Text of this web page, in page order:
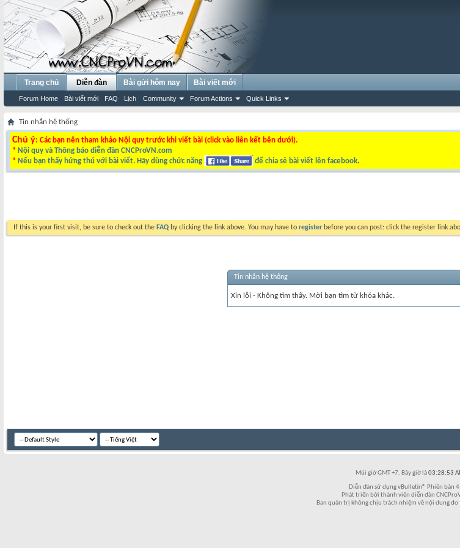
Trang chủ Diễn đàn
Forum Home Bài viết mới FAQ Lịch Community Forum Actions Quick Links
Bài gửi hôm nay Bài viết mới
Tin nhắn hệ thống
Chú ý: Các bạn nên tham khảo Nội quy trước khi viết bài (click vào liên kết bên dưới).
* Nội quy và Thông báo diễn đàn CNCProVN.com
* Nếu bạn thấy hứng thú với bài viết. Hãy dùng chức năng để chia sẻ bài viết lên facebook.
If this is your first visit, be sure to check out the FAQ by clicking the link above. You may have to register before you can post: click the register link
Tin nhắn hệ thống
Xin lỗi - Không tìm thấy. Mời bạn tìm từ khóa khác.
Múi giờ GMT +7. Bây giờ là03:28:53
Diễn đàn sử dụng vBulletin® Phiên bản
Phát triển bởi thành viên diễn đàn
Ban quản trị không chịu trách nhiệm về nội dung do